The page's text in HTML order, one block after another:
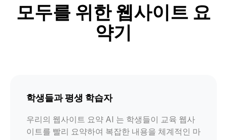
모두를 위한 웹사이트 요
약기
학생들과 평생 학습자
우리의 웹사이트 요약 AI 는 학생들이 교육 웹사
이트를 빨리 요약하여 복잡한 내용을 체계적인 마